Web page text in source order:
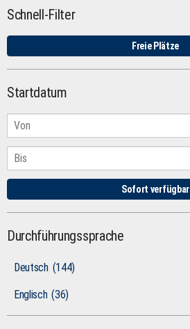
Schnell-Filter
Freie Plätze
Startdatum
Sofort verfügbar
Durchführungssprache
Deutsch (144)
Englisch (36)